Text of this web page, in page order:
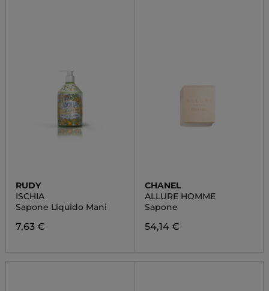
RUDY
ISCHIA
Sapone Liquido Mani
7,63 €
CHANEL
ALLURE HOMME
Sapone
54,14 €